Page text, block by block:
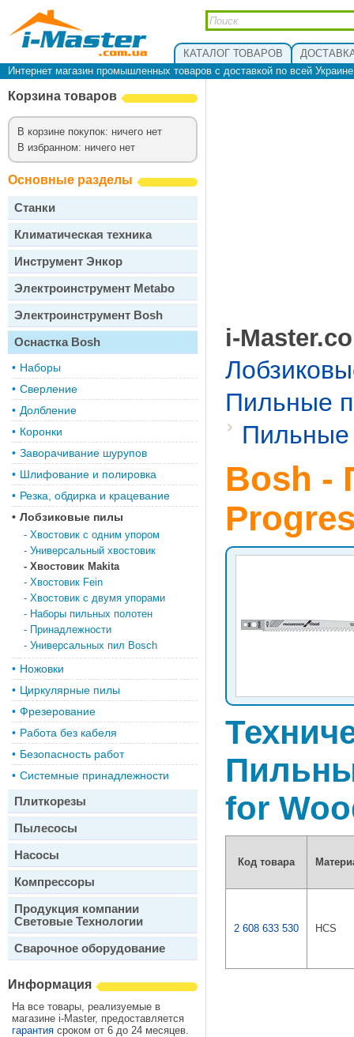
КАТАЛОГ ТОВАРОВ
Интернет магазин промышленных товаров с доставкой по всей
Корзина товаров
В корзине покупок: ничего нет
В избранном: ничего нет
Основные разделы
Станки
Климатическая техника
Инструмент Энкор
Электроинструмент Metabo
Электроинструмент Bosh
Оснастка Bosh
• Наборы
• Сверление
• Долбление
• Коронки
• Заворачивание шурупов
• Шлифование и полировка
• Резка, обдирка и крацевание
• Лобзиковые пилы
- Хвостовик с одним упором
- Универсальный хвостовик
- Хвостовик Makita
- Хвостовик Fein
- Хвостовик с двумя упорами
- Наборы пильных полотен
- Принадлежности
- Универсальных пил Bosch
• Ножовки
• Циркулярные пилы
• Фрезерование
• Работа без кабеля
• Безопасность работ
• Системные принадлежности
Плиткорезы
Пылесосы
Насосы
Компрессоры
Продукция компании
Световые Технологии
Сварочное оборудование
Информация
На все товары, реализуемые в
магазине i-Master, предоставляется
гарантия сроком от 6 до 24 месяцев.
i-
Пильные
Пильные
Bosh -
for
Код товара
2 608 633 530 HCS